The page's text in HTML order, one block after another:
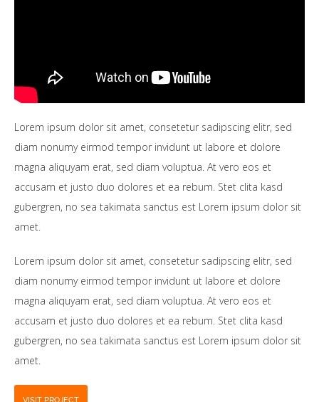
Lorem ipsum dolor sit amet, consetetur sadipscing elitr, sed
diam nonumy eirmod tempor invidunt ut labore et dolore
magna aliquyam erat, sed diam voluptua. At vero eos et
accusam et justo duo dolores et ea rebum. Stet clita kasd
gubergren, no sea takimata sanctus est Lorem ipsum dolor sit
amet.
Lorem ipsum dolor sit amet, consetetur sadipscing elitr, sed
diam nonumy eirmod tempor invidunt ut labore et dolore
magna aliquyam erat, sed diam voluptua. At vero eos et
accusam et justo duo dolores et ea rebum. Stet clita kasd
gubergren, no sea takimata sanctus est Lorem ipsum dolor sit
amet.
VISIT PROJECT